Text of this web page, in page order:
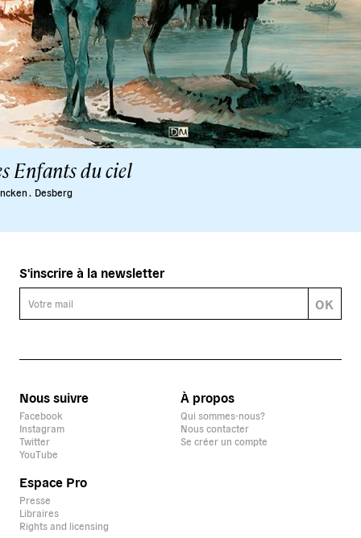
Enfants du ciel
. Desberg
Nous suivre
Facebook
Instagram
Twitter
YouTube
À propos
Qui sommes-nous?
Nous contacter
Se créer un compte
Espace Pro
Presse
Libraires
Rights and licensing
S'inscrire à la newsletter
OK